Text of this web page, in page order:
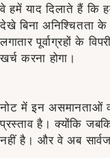
वे हमें याद दिलाते हैं कि
देखे बिना अनिश्चितता
लगातार पूर्वाग्रहों के
खर्च करना होगा।
नोट में इन असमानताओं
प्रस्ताव है। क्योंकि
नहीं है। और वे अब